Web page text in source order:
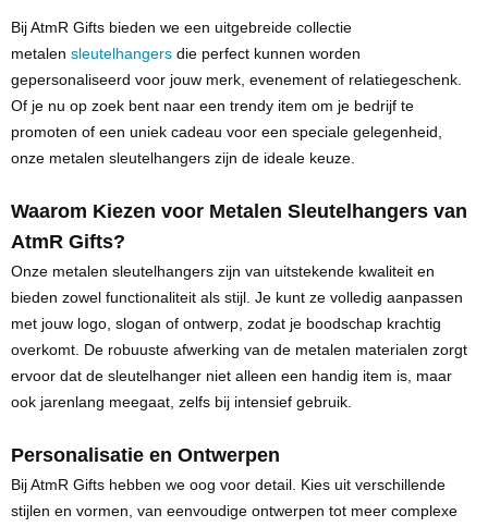
Bij AtmR Gifts bieden we een uitgebreide collectie
metalen sleutelhangersdie perfect kunnen worden
gepersonaliseerd voor jouw merk, evenement of relatiegeschenk.
Of je nu op zoek bent naar een trendy item om je bedrijf te
promoten of een uniek cadeau voor een speciale gelegenheid,
onze metalen sleutelhangers zijn de ideale keuze.
Waarom Kiezen voor Metalen Sleutelhangers van
AtmR Gifts?
Onze metalen sleutelhangers zijn van uitstekende kwaliteit en
bieden zowel functionaliteit als stijl. Je kunt ze volledig aanpassen
met jouw logo, slogan of ontwerp, zodat je boodschap krachtig
overkomt. De robuuste afwerking van de metalen materialen zorgt
ervoor dat de sleutelhanger niet alleen een handig item is, maar
ook jarenlang meegaat, zelfs bij intensief gebruik.
Personalisatie en Ontwerpen
Bij AtmR Gifts hebben we oog voor detail. Kies uit verschillende
stijlen en vormen, van eenvoudige ontwerpen tot meer complexe